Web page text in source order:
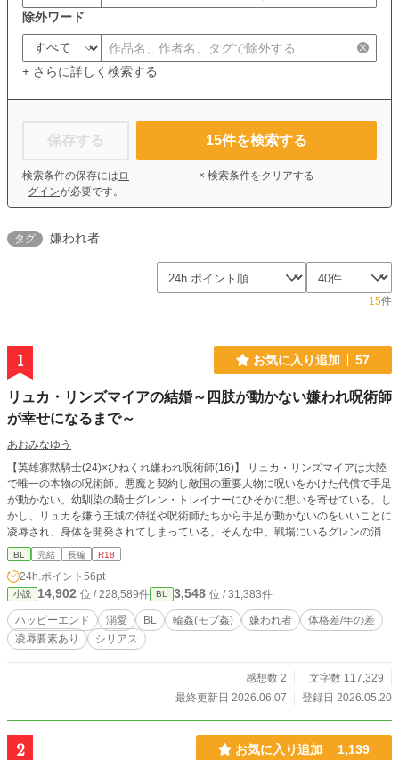
除外ワード
+ さらに詳しく検索する
保存する
検索条件の保存には ロ
グインが必要です。
15件を検索する
× 検索条件をクリアする
タグ 嫌われ者
15件
1 お気に入り追加 57
リュカ・リンズマイアの結婚～四肢が動かない嫌われ呪術師
が幸せになるまで～
あおみなゆう
【英雄寡黙騎士(24)×ひねくれ嫌われ呪術師(16)】 リュカ・リンズマイアは大陸
で唯一の本物の呪術師。悪魔と契約し敵国の重要人物に呪いをかけた代償で手足
が動かない。幼馴染の騎士グレン・トレイナーにひそかに想いを寄せている。し
かし、リュカを嫌う王城の侍従や呪術師たちから手足が動かないのをいいことに
凌辱され、身体を開発されてしまっている。そんな中、戦場にいるグレンの消息
がわからなくなり、リュカはある決断をする……。 ※前半は受けが可哀想な目
に遭っています。 ※モブによる凌辱、輪姦描写があります。 ※R18描写が予告
なく入ります。 ※後半は攻めとのいちゃらぶハッピーエンドです。
BL 完結 長編 R18
24h.ポイント 56pt
小説 14,902 位 / 228,589件 BL 3,548 位 / 31,383件
ハッピーエンド 溺愛 BL 輪姦(モブ姦) 嫌われ者
体格差/年の差
凌辱要素あり
シリアス
感想数 2
文字数 117,329
最終更新日 2026.06.07
登録日 2026.05.20
2 お気に入り追加 1,139